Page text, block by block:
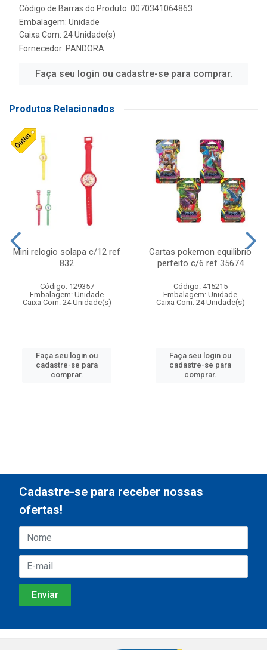
Código de Barras do Produto: 0070341064863
Embalagem: Unidade
Caixa Com: 24 Unidade(s)
Fornecedor: PANDORA
Faça seu login ou cadastre-se para comprar.
Produtos Relacionados
Mini relogio solapa c/12 ref
832
Código: 129357
Embalagem: Unidade
Caixa Com: 24 Unidade(s)
Faça seu login ou
cadastre-se para
comprar.
Cartas pokemon equilibrio
perfeito c/6 ref 35674
Código: 415215
Embalagem: Unidade
Caixa Com: 24 Unidade(s)
Faça seu login ou
cadastre-se para
comprar.
Cadastre-se para receber nossas
ofertas!